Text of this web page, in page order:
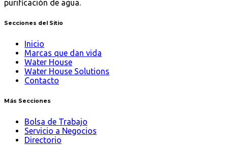
purificación de agua.
Secciones del Sitio
Inicio
Marcas que dan vida
Water House
Water House Solutions
Contacto
Más Secciones
Bolsa de Trabajo
Servicio a Negocios
Directorio